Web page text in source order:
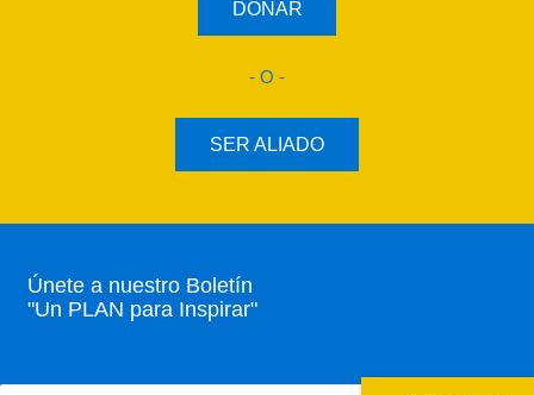
DONAR
- O -
SER ALIADO
Únete a nuestro Boletín
"Un PLAN para Inspirar"